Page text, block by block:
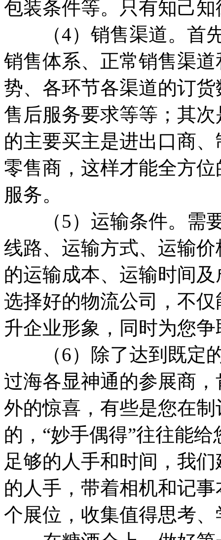
包装条件等。只有知己
（4）销售渠道。首先
销售体系、正常销售渠
势、各环节各渠道的订
售后服务要求等等；其
的主要买主是进出口商
零售商，这样才能全方
服务。
（5）运输条件。需要
线路、运输方式、运输
的运输成本、运输时间
选择好的物流公司，不
升企业形象，同时为您
（6）除了达到既定的
过海各显神通的参展商
外的惊喜，有些是您在
的，“妙手偶得”往往能
足够的人手和时间，我
的人手，带着相机和记
个展位，收集值得思考